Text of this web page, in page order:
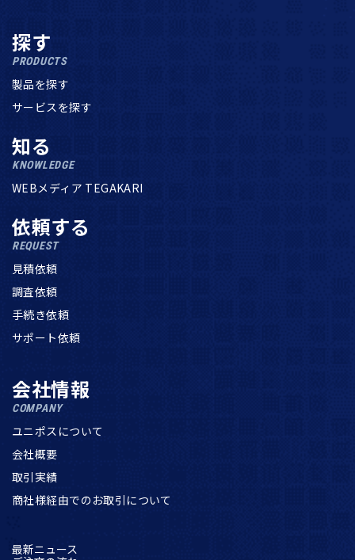
探す
PRODUCTS
製品を探す
サービスを探す
知る
KNOWLEDGE
WEBメディア TEGAKARI
依頼する
REQUEST
見積依頼
調査依頼
手続き依頼
サポート依頼
会社情報
COMPANY
ユニポスについて
会社概要
取引実績
商社様経由でのお取引について
最新ニュース